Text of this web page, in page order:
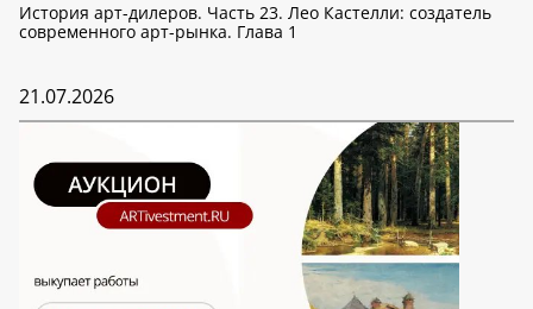
История арт-дилеров. Часть 23. Лео Кастелли: создатель
современного арт-рынка. Глава 1
21.07.2026